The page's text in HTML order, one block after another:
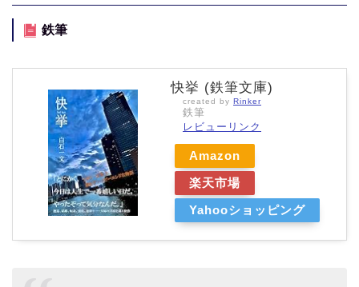
鉄筆
快挙 (鉄筆文庫)
created by Rinker
鉄筆
レビューリンク
Amazon
楽天市場
Yahooショッピング